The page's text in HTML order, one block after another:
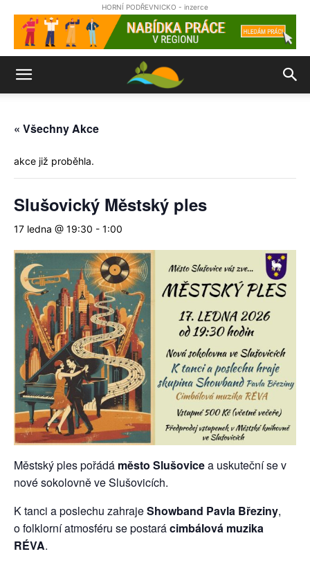
HORNÍ PODŘEVNICKO - inzerce
« Všechny Akce
akce již proběhla.
Slušovický Městský ples
17 ledna @ 19:30 - 1:00
Městský ples pořádá město Slušovicea uskuteční se v
nové sokolovně ve Slušovicích.
K tanci a poslechu zahrajeShowband Pavla Březiny,
o folklorní atmosféru se postarácimbálová muzika
RÉVA.